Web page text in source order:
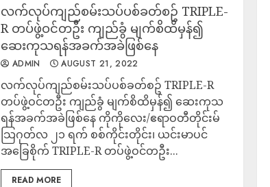
လက်လုပ်ကျည်စမ်းသပ်ပစ်ခတ်စဥ် TRIPLE-
R တပ်ဖွဲ့ဝင်တဦး ကျည်ခွံ မျက်စိထိမှန်၍
ဆေးကုသရန်အခက်အခဲဖြစ်နေ
ADMIN AUGUST 21, 2022
လက်လုပ်ကျည်စမ်းသပ်ပစ်ခတ်စဥ် TRIPLE-R
တပ်ဖွဲ့ဝင်တဦး ကျည်ခွံ မျက်စိထိမှန်၍ ဆေးကုသ
ရန်အခက်အခဲဖြစ်နေ ကိုကိုလေး/ဧရာဝတီတိုင်းမ်
သြဂုတ်လ ၂၁ ရက် စစ်ကိုင်းတိုင်း၊ ယင်းမာပင်
အခြေစိုက် TRIPLE-R တပ်ဖွဲ့ဝင်တဦး...
READ MORE